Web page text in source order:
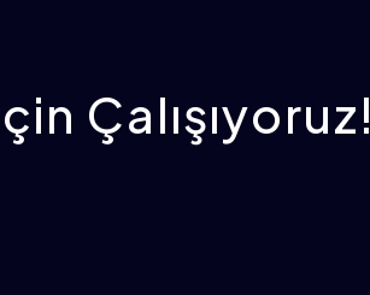
Çalışıyoruz!